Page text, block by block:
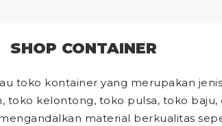
SHOP CONTAINER
toko kontainer yang merupakan
toko kelontong, toko pulsa, toko baju,
material berkualitas